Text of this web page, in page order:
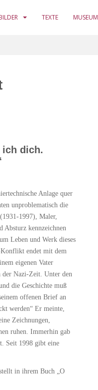
TEXTE MUSEUM
ich dich.
Anlage quer
unproblematisch die
1997), Maler,
Absturz kennzeichnen
Leben und Werk dieses
Konflikt endet mit dem
eigenen Vater
der Nazi-Zeit. Unter den
die Geschichte muß
offenen Brief an
werden“ Er meinte,
Zeichnungen,
ruhen. Immerhin gab
Seit 1998 gibt eine
in ihrem Buch „O